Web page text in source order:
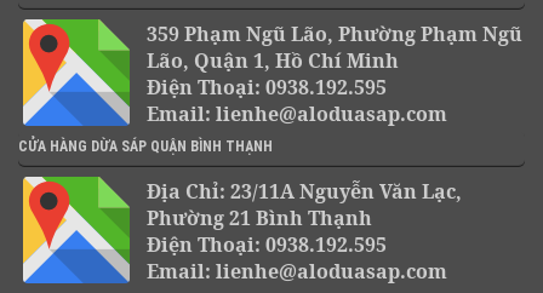
359 Phạm Ngũ Lão, Phường Phạm Ngũ
Lão, Quận 1, Hồ Chí Minh
Điện Thoại: 0938.192.595
Email: lienhe@aloduasap.com
CỬA HÀNG DỪA SÁP QUẬN BÌNH THẠNH
Địa Chỉ: 23/11A Nguyễn Văn Lạc,
Phường 21 Bình Thạnh
Điện Thoại: 0938.192.595
Email: lienhe@aloduasap.com